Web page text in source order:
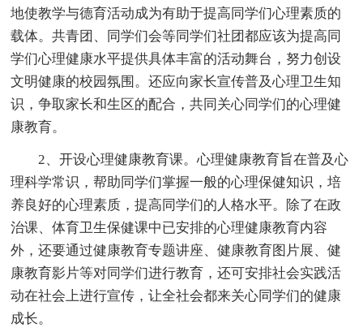
地使教学与德育活动成为有助于提高同学们心理素质的
载体。共青团、同学们会等同学们社团都应该为提高同
学们心理健康水平提供具体丰富的活动舞台，努力创设
文明健康的校园氛围。还应向家长宣传普及心理卫生知
识，争取家长和生区的配合，共同关心同学们的心理健
康教育。
2、开设心理健康教育课。心理健康教育旨在普及心
理科学常识，帮助同学们掌握一般的心理保健知识，培
养良好的心理素质，提高同学们的人格水平。除了在政
治课、体育卫生保健课中已安排的心理健康教育内容
外，还要通过健康教育专题讲座、健康教育图片展、健
康教育影片等对同学们进行教育，还可安排社会实践活
动在社会上进行宣传，让全社会都来关心同学们的健康
成长。